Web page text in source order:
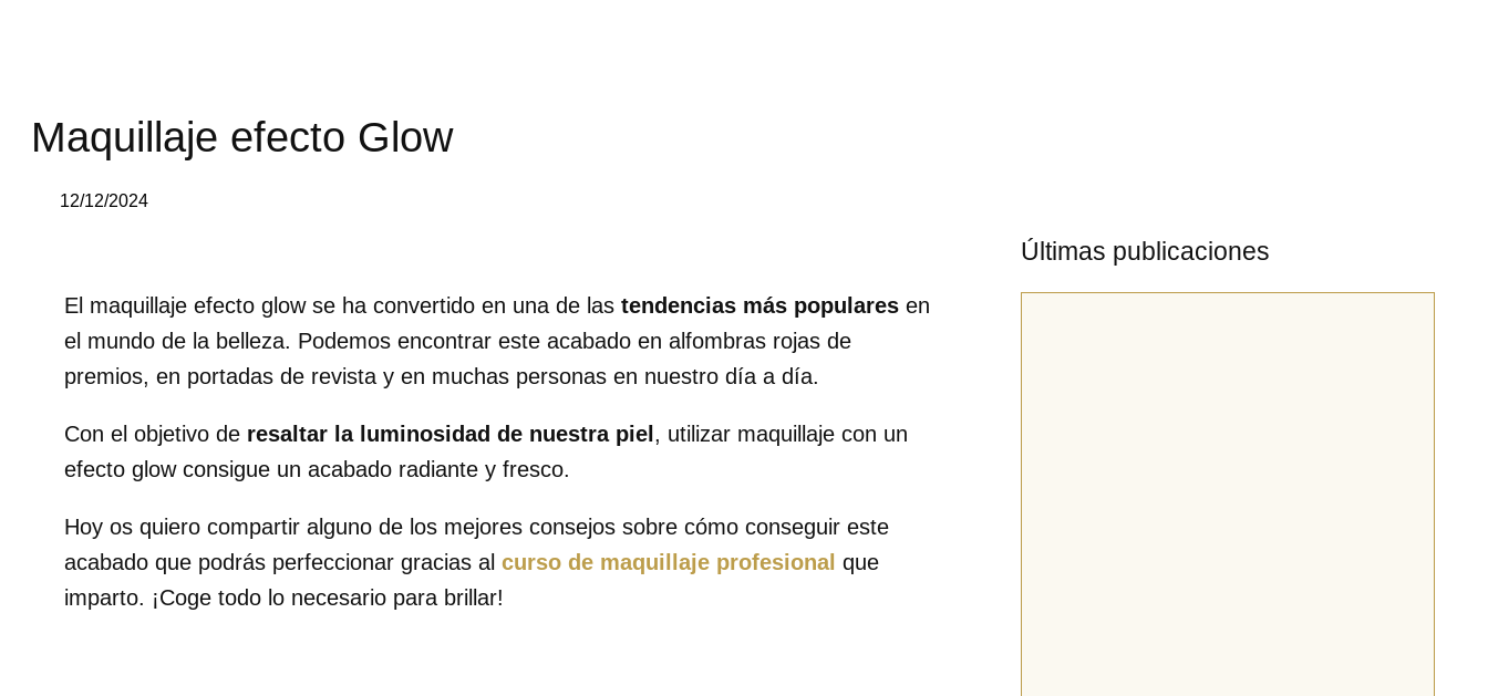
Maquillaje efecto Glow
12/12/2024
El maquillaje efecto glow se ha convertido en una de las tendencias más populares en
el mundo de la belleza. Podemos encontrar este acabado en alfombras rojas de
premios, en portadas de revista y en muchas personas en nuestro día a día.
Con el objetivo de resaltar la luminosidad de nuestra piel , utilizar maquillaje con un
efecto glow consigue un acabado radiante y fresco.
Hoy os quiero compartir alguno de los mejores consejos sobre cómo conseguir este
acabado que podrás perfeccionar gracias al curso de maquillaje profesional que
imparto. ¡Coge todo lo necesario para brillar!
Últimas publicaciones